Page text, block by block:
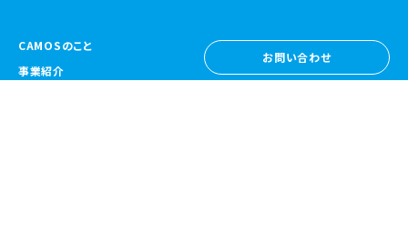
CAMOSのこと
事業紹介
お問い合わせ